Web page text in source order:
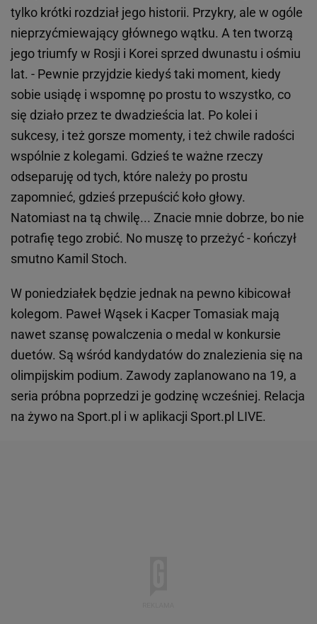
tylko krótki rozdział jego historii. Przykry, ale w ogóle
nieprzyćmiewający głównego wątku. A ten tworzą
jego triumfy w Rosji i Korei sprzed dwunastu i ośmiu
lat. - Pewnie przyjdzie kiedyś taki moment, kiedy
sobie usiądę i wspomnę po prostu to wszystko, co
się działo przez te dwadzieścia lat. Po kolei i
sukcesy, i też gorsze momenty, i też chwile radości
wspólnie z kolegami. Gdzieś te ważne rzeczy
odseparuję od tych, które należy po prostu
zapomnieć, gdzieś przepuścić koło głowy.
Natomiast na tą chwilę... Znacie mnie dobrze, bo nie
potrafię tego zrobić. No muszę to przeżyć - kończył
smutno Kamil Stoch.
W poniedziałek będzie jednak na pewno kibicował
kolegom. Paweł Wąsek i Kacper Tomasiak mają
nawet szansę powalczenia o medal w konkursie
duetów. Są wśród kandydatów do znalezienia się na
olimpijskim podium. Zawody zaplanowano na 19, a
seria próbna poprzedzi je godzinę wcześniej. Relacja
na żywo na Sport.pl i w aplikacji Sport.pl LIVE.